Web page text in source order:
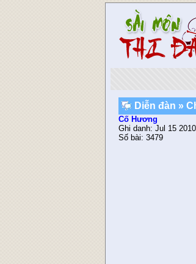
Diễn đàn »
Cố Hương
Ghi danh: Jul 15 2010
Số bài: 3479